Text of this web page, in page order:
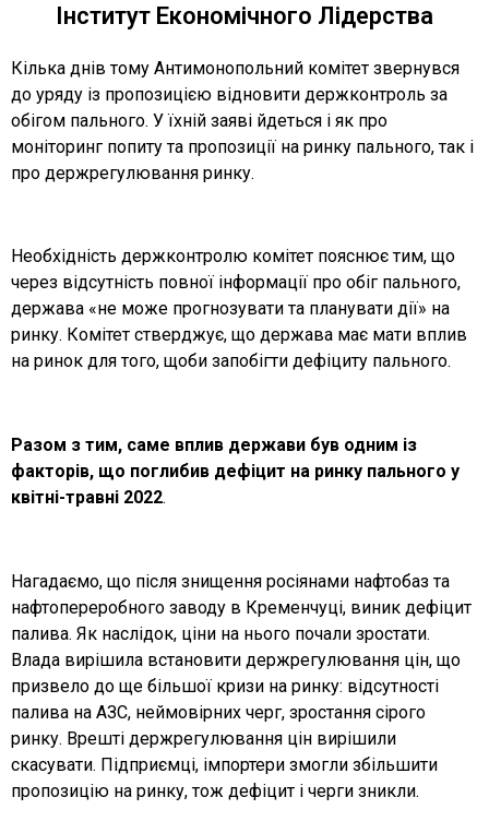
Інститут Економічного Лідерства
Кілька днів тому Антимонопольний комітет звернувся
до уряду із пропозицією відновити держконтроль за
обігом пального. У їхній заяві йдеться і як про
моніторинг попиту та пропозиції на ринку пального, так і
про держрегулювання ринку.
Необхідність держконтролю комітет пояснює тим, що
через відсутність повної інформації про обіг пального,
держава «не може прогнозувати та планувати дії» на
ринку. Комітет стверджує, що держава має мати вплив
на ринок для того, щоби запобігти дефіциту пального.
Разом з тим, саме вплив держави був одним із
факторів, що поглибив дефіцит на ринку пального у
квітні-травні 2022.
Нагадаємо, що після знищення росіянами нафтобаз та
нафтопереробного заводу в Кременчуці, виник дефіцит
палива. Як наслідок, ціни на нього почали зростати.
Влада вирішила встановити держрегулювання цін, що
призвело до ще більшої кризи на ринку: відсутності
палива на АЗС, неймовірних черг, зростання сірого
ринку. Врешті держрегулювання цін вирішили
скасувати. Підприємці, імпортери змогли збільшити
пропозицію на ринку, тож дефіцит і черги зникли.